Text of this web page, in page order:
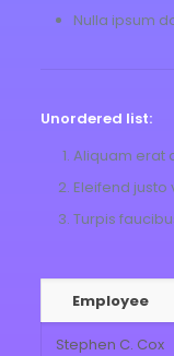
Nulla ipsum
Unordered list:
Aliquam erat
Eleifend
Turpis
Employee
Stephen C. Cox